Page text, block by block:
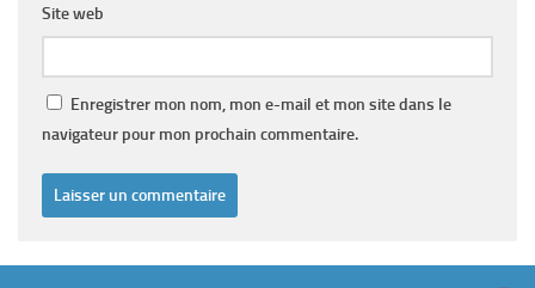
Site web
Enregistrer mon nom, mon e-mail et mon site dans le
navigateur pour mon prochain commentaire.